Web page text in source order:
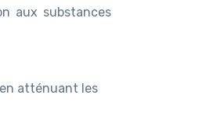
aux substances
atténuant les